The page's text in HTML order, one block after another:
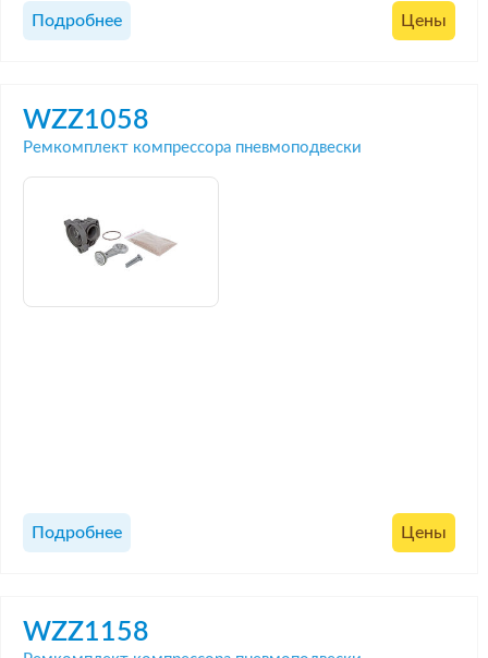
Подробнее Цены
WZZ1058
Ремкомплект компрессора пневмоподвески
Подробнее Цены
WZZ1158